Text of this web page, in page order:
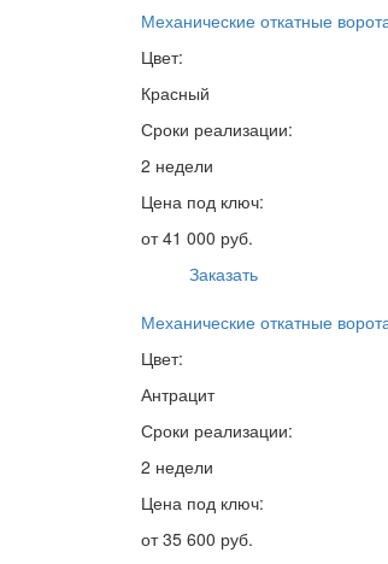
Механические откатные
Цвет:
Красный
Сроки реализации:
2 недели
Цена под ключ:
от 41 000 руб.
Заказать
Механические откатные
Цвет:
Антрацит
Сроки реализации:
2 недели
Цена под ключ:
от 35 600 руб.